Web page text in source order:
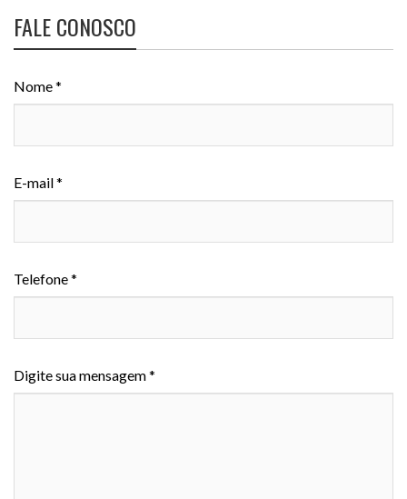
FALE CONOSCO
Nome *
E-mail *
Telefone *
Digite sua mensagem *